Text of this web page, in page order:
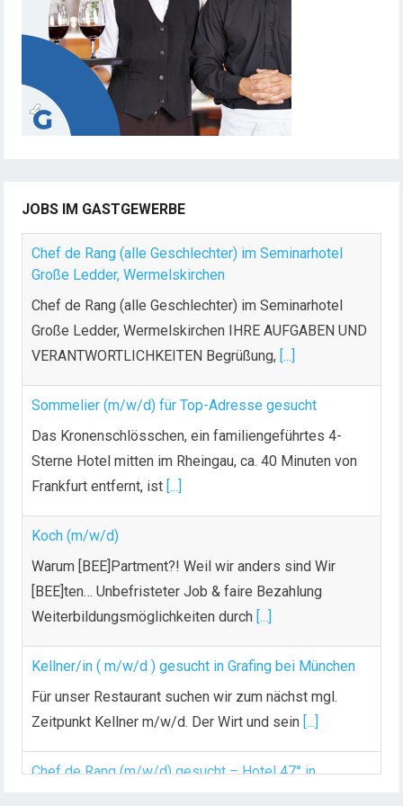
JOBS IM GASTGEWERBE
Chef de Rang (alle Geschlechter) im Seminarhotel
Große Ledder, Wermelskirchen
Chef de Rang (alle Geschlechter) im Seminarhotel
Große Ledder, Wermelskirchen IHRE AUFGABEN UND
VERANTWORTLICHKEITEN Begrüßung, [...]
Sommelier (m/w/d) für Top-Adresse gesucht
Das Kronenschlösschen, ein familiengeführtes 4-
Sterne Hotel mitten im Rheingau, ca. 40 Minuten von
Frankfurt entfernt, ist [...]
Koch (m/w/d)
Warum [BEE]Partment?! Weil wir anders sind Wir
[BEE]ten… Unbefristeter Job & faire Bezahlung
Weiterbildungsmöglichkeiten durch [...]
Kellner/in ( m/w/d ) gesucht in Grafing bei München
Für unser Restaurant suchen wir zum nächst mgl.
Zeitpunkt Kellner m/w/d. Der Wirt und sein [...]
Chef de Rang (m/w/d) gesucht – Hotel 47° in